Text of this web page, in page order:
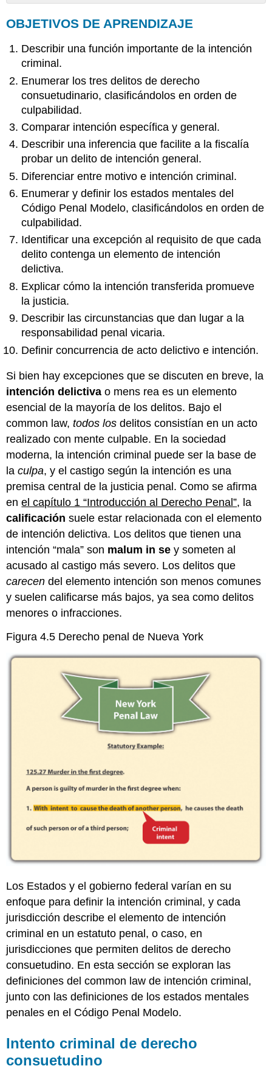
DE
Intento
criminal
derecho
consuetudino
Prejuicio
de
malicia
Intención
Específica
Ejemplo
de
intención
específica
para
lograr
un
mal
resultado
Ejemplo
de
intención
específica
de
hacer
que
acto
penal
Ejemplo
de
Intención
General
Inferencia
de
Intención
General
Ejemplo
de
un
de
intención
general
una
de
Intento
Penal
A
Ejemplo
sabiendas
de
A
sabiendas
Imprudentemente
Ejemplo
imprudentemente
Negligentemente
Ejemplo
Negligentemente
e
OBJETIVOS DE APRENDIZAJE
Describir una función importante de la intención
criminal.
Enumerar los tres delitos de derecho
consuetudinario, clasificándolos en orden de
culpabilidad.
Comparar intención específica y general.
Describir una inferencia que facilite a la fiscalía
probar un delito de intención general.
Diferenciar entre motivo e intención criminal.
Enumerar y definir los estados mentales del
Código Penal Modelo, clasificándolos en orden de
culpabilidad.
Identificar una excepción al requisito de que cada
delito contenga un elemento de intención
delictiva.
Explicar cómo la intención transferida promueve
la justicia.
Describir las circunstancias que dan lugar a la
responsabilidad penal vicaria.
Definir concurrencia de acto delictivo e intención.
Si bien hay excepciones que se discuten en breve, la
intención delictiva o mens rea es un elemento
esencial de la mayoría de los delitos. Bajo el
common law,todos los delitos consistían en un acto
realizado con mente culpable. En la sociedad
moderna, la intención criminal puede ser la base de
laculpa, y el castigo según la intención es una
premisa central de la justicia penal. Como se afirma
enel capítulo 1 “Introducción al Derecho Penal”, la
calificación suele estar relacionada con el elemento
de intención delictiva. Los delitos que tienen una
intención “mala” son malum in se y someten al
acusado al castigo más severo. Los delitos que
carecen del elemento intención son menos comunes
y suelen calificarse más bajos, ya sea como delitos
menores o infracciones.
Figura 4.5 Derecho penal de Nueva York
Los Estados y el gobierno federal varían en su
enfoque para definir la intención criminal, y cada
jurisdicción describe el elemento de intención
criminal en un estatuto penal, o caso, en
jurisdicciones que permiten delitos de derecho
consuetudino. En esta sección se exploran las
definiciones del common law de intención criminal,
junto con las definiciones de los estados mentales
penales en el Código Penal Modelo.
Intento criminal de derecho
consuetudino